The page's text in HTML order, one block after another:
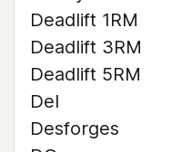
Deadlift 1RM
Deadlift 3RM
Deadlift 5RM
Del
Desforges